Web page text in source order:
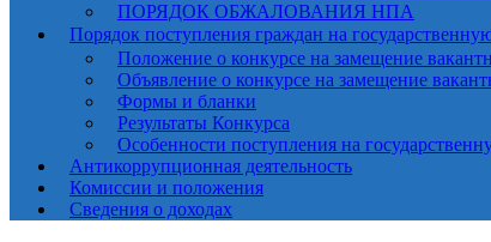
ПОРЯДОК ОБЖАЛОВАНИЯ НПА
Порядок поступления граждан на
Положение о конкурсе на замещение
Объявление о конкурсе на замещение
Формы и бланки
Результаты Конкурса
Особенности поступления на
Антикоррупционная деятельность
Комиссии и положения
Сведения о доходах